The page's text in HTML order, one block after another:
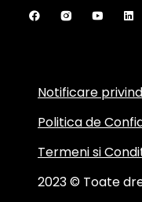
2023 © Toate
Notificare
Politica de
Termeni si